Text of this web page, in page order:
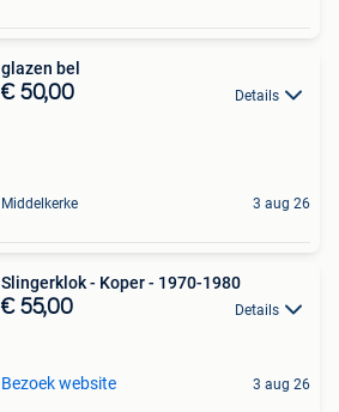
glazen bel
€ 50,00 Details
Middelkerke 3 aug 26
Slingerklok - Koper - 1970-1980
€ 55,00 Details
Bezoek website 3 aug 26